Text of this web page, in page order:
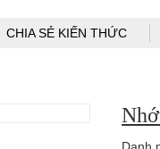
CHIA SẺ KIẾN THỨC